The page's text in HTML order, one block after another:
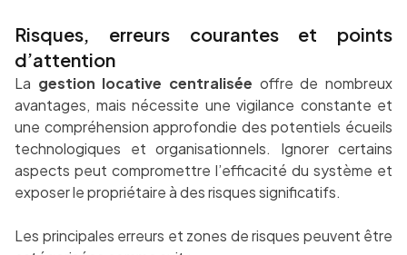
Risques, erreurs courantes et points
d’attention
La gestion locative centralisée offre de nombreux
avantages, mais nécessite une vigilance constante et
une compréhension approfondie des potentiels écueils
technologiques et organisationnels. Ignorer certains
aspects peut compromettre l’efficacité du système et
exposer le propriétaire à des risques significatifs.
Les principales erreurs et zones de risques peuvent être